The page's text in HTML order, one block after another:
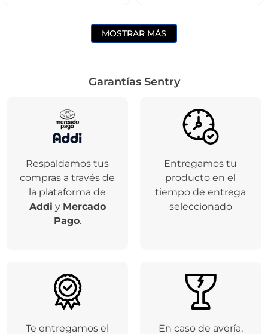
MOSTRAR MÁS
Garantías Sentry
Respaldamos tus
compras a través de
la plataforma de
Addi y Mercado
Pago.
Entregamos tu
producto en el
tiempo de entrega
seleccionado
Te entregamos el
En caso de avería,